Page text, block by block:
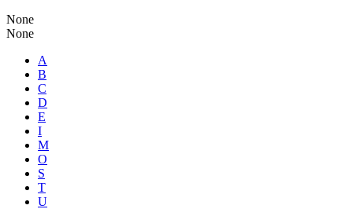
None
None
A
B
C
D
E
I
M
O
S
T
U